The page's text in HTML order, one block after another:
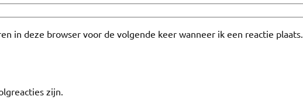
in deze browser voor de volgende keer wanneer ik een reactie plaats.
zijn.